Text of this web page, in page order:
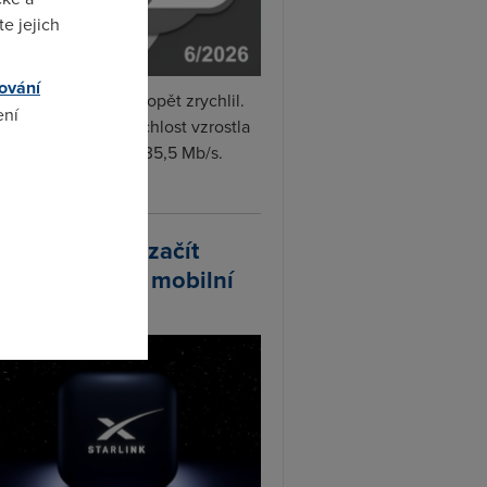
internet v červnu opět zrychlil.
naměřená rychlost vzrostla
o 4 % na 35,5 Mb/s.
plánuje začít
vlastní mobilní
jejich